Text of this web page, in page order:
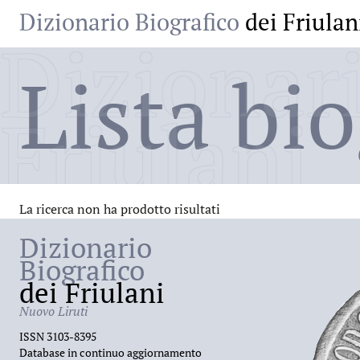
Dizionario Biografico dei
Friulani
Lista
La ricerca non ha prodotto risultati
Dizionario
Biografico
dei Friulani
Nuovo Liruti
ISSN 3103-8395
Database in continuo aggiornamento